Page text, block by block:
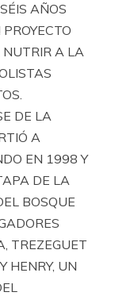
AÑOS
NUTRIR A LA
DE LA
A
EN 1998 Y
DE LA
BOSQUE
TREZEGUET
HENRY, UN